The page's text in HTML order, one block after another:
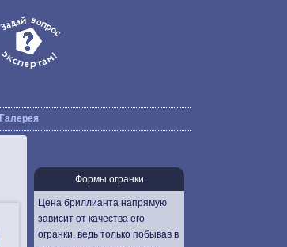
Галерея
Формы огранки
Цена бриллианта напрямую
зависит от качества его
огранки, ведь только побывав в